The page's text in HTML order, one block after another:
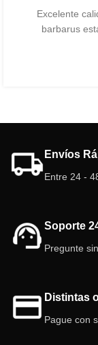
Excelente
barbarus
Envíos
Entre 24 -
Soporte
Pregunte
Distintas
Pague con